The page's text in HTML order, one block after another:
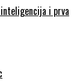
i prva